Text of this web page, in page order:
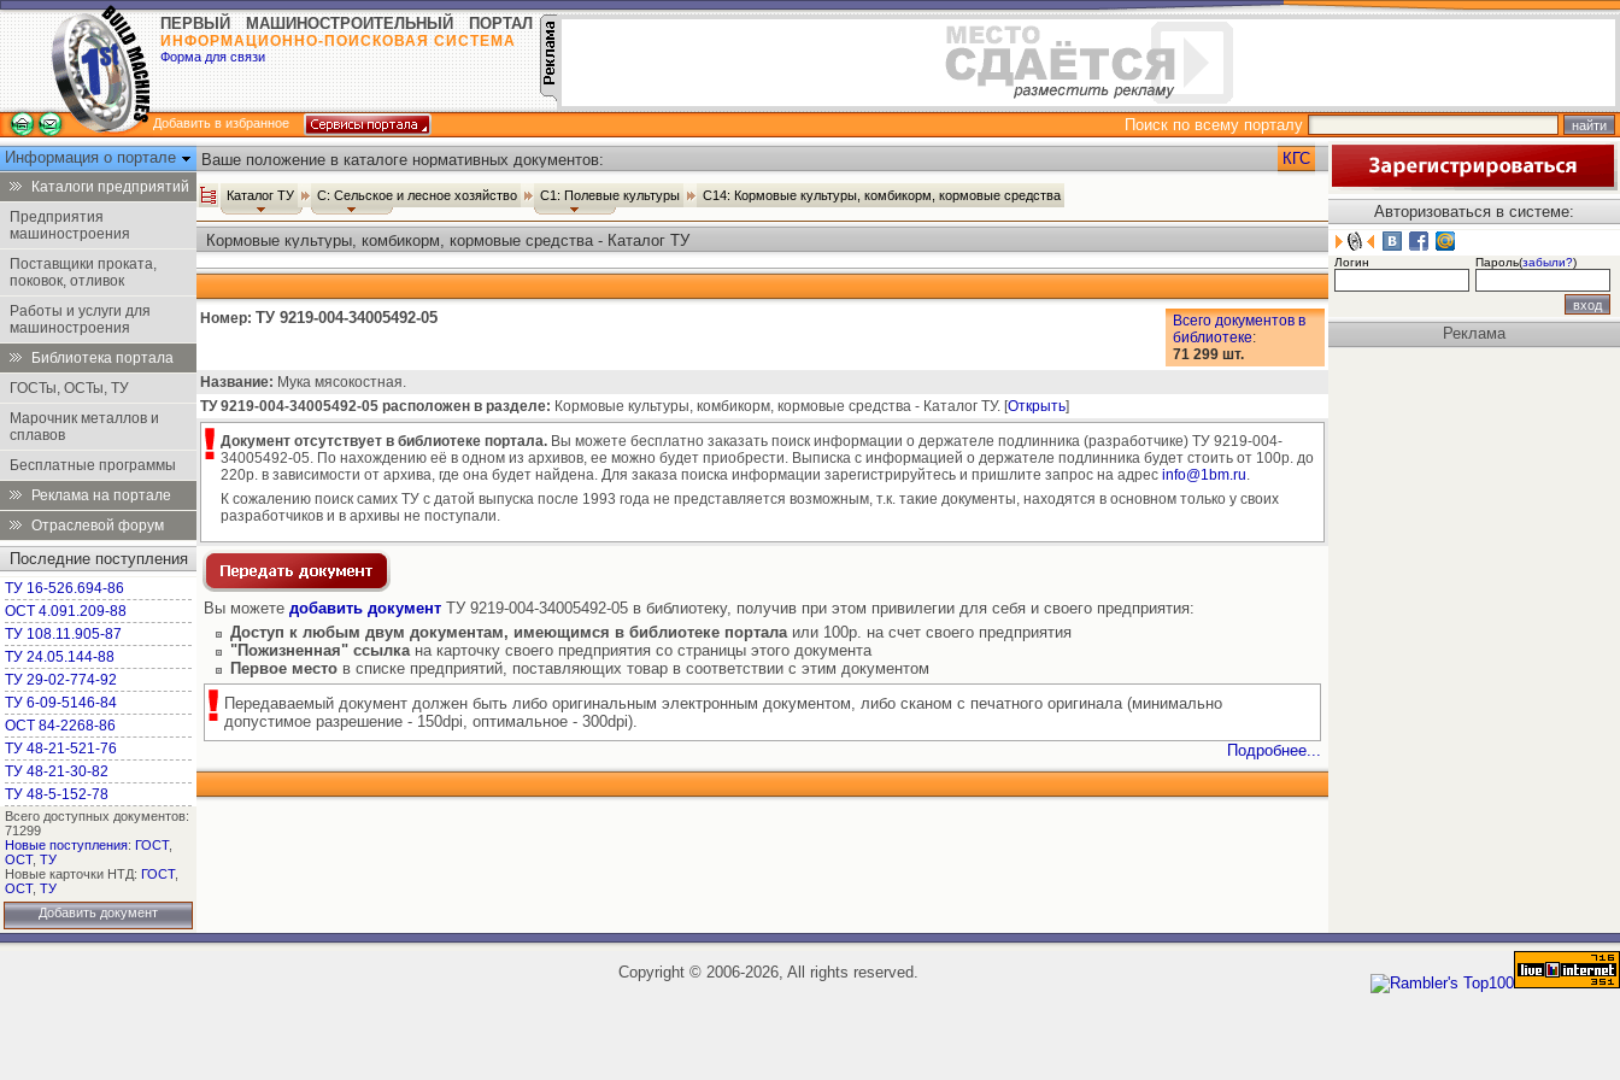
ПЕРВЫЙ МАШИНОСТРОИТЕЛЬНЫЙ ПОРТАЛ
ИНФОРМАЦИОННО-ПОИСКОВАЯ СИСТЕМА
Форма для связи
Добавить в избранное
Поиск по всему порталу
Информация о портале
Каталоги предприятий
Предприятия
машиностроения
Поставщики проката,
поковок, отливок
Работы и услуги для
машиностроения
Библиотека портала
ГОСТы, ОСТы, ТУ
Марочник металлов и
сплавов
Бесплатные программы
Реклама на портале
Отраслевой форум
Последние поступления
ТУ 16-526.694-86
ОСТ 4.091.209-88
ТУ 108.11.905-87
ТУ 24.05.144-88
ТУ 29-02-774-92
ТУ 6-09-5146-84
ОСТ 84-2268-86
ТУ 48-21-521-76
ТУ 48-21-30-82
ТУ 48-5-152-78
Всего доступных документов:
71299
Новые поступления: ГОСТ,
ОСТ, ТУ
Новые карточки НТД: ГОСТ,
ОСТ, ТУ
Добавить документ
Ваше положение в каталоге нормативных документов: КГС
Каталог ТУ С: Сельское и лесное хозяйство С1: Полевые культуры С14: Кормовые культуры, комбикорм, кормовые средства
Кормовые культуры, комбикорм, кормовые средства - Каталог ТУ
Номер: ТУ 9219-004-34005492-05
Всего документов в
библиотеке:
71 299 шт.
Название: Мука мясокостная.
ТУ 9219-004-34005492-05 расположен в разделе: Кормовые культуры, комбикорм, кормовые средства - Каталог ТУ. [Открыть]
Документ отсутствует в библиотеке портала. Вы можете бесплатно заказать поиск информации о держателе подлинника (разработчике) ТУ 9219-004-
34005492-05. По нахождению её в одном из архивов, ее можно будет приобрести. Выписка с информацией о держателе подлинника будет стоить от 100р. до
220р. в зависимости от архива, где она будет найдена. Для заказа поиска информации зарегистрируйтесь и пришлите запрос на адрес info@1bm.ru.
К сожалению поиск самих ТУ с датой выпуска после 1993 года не представляется возможным, т.к. такие документы, находятся в основном только у своих
разработчиков и в архивы не поступали.
Вы можете добавить документ ТУ 9219-004-34005492-05 в библиотеку, получив при этом привилегии для себя и своего предприятия:
Доступ к любым двум документам, имеющимся в библиотеке порталаили 100р. на счет своего предприятия
"Пожизненная" ссылкана карточку своего предприятия со страницы этого документа
Первое место в списке предприятий, поставляющих товар в соответствии с этим документом
Передаваемый документ должен быть либо оригинальным электронным документом, либо сканом с печатного оригинала (минимально
допустимое разрешение - 150dpi, оптимальное - 300dpi).
Подробнее...
Авторизоваться в системе:
Логин Пароль(забыли?)
Реклама
Copyright ©2006-2026, All rights reserved.